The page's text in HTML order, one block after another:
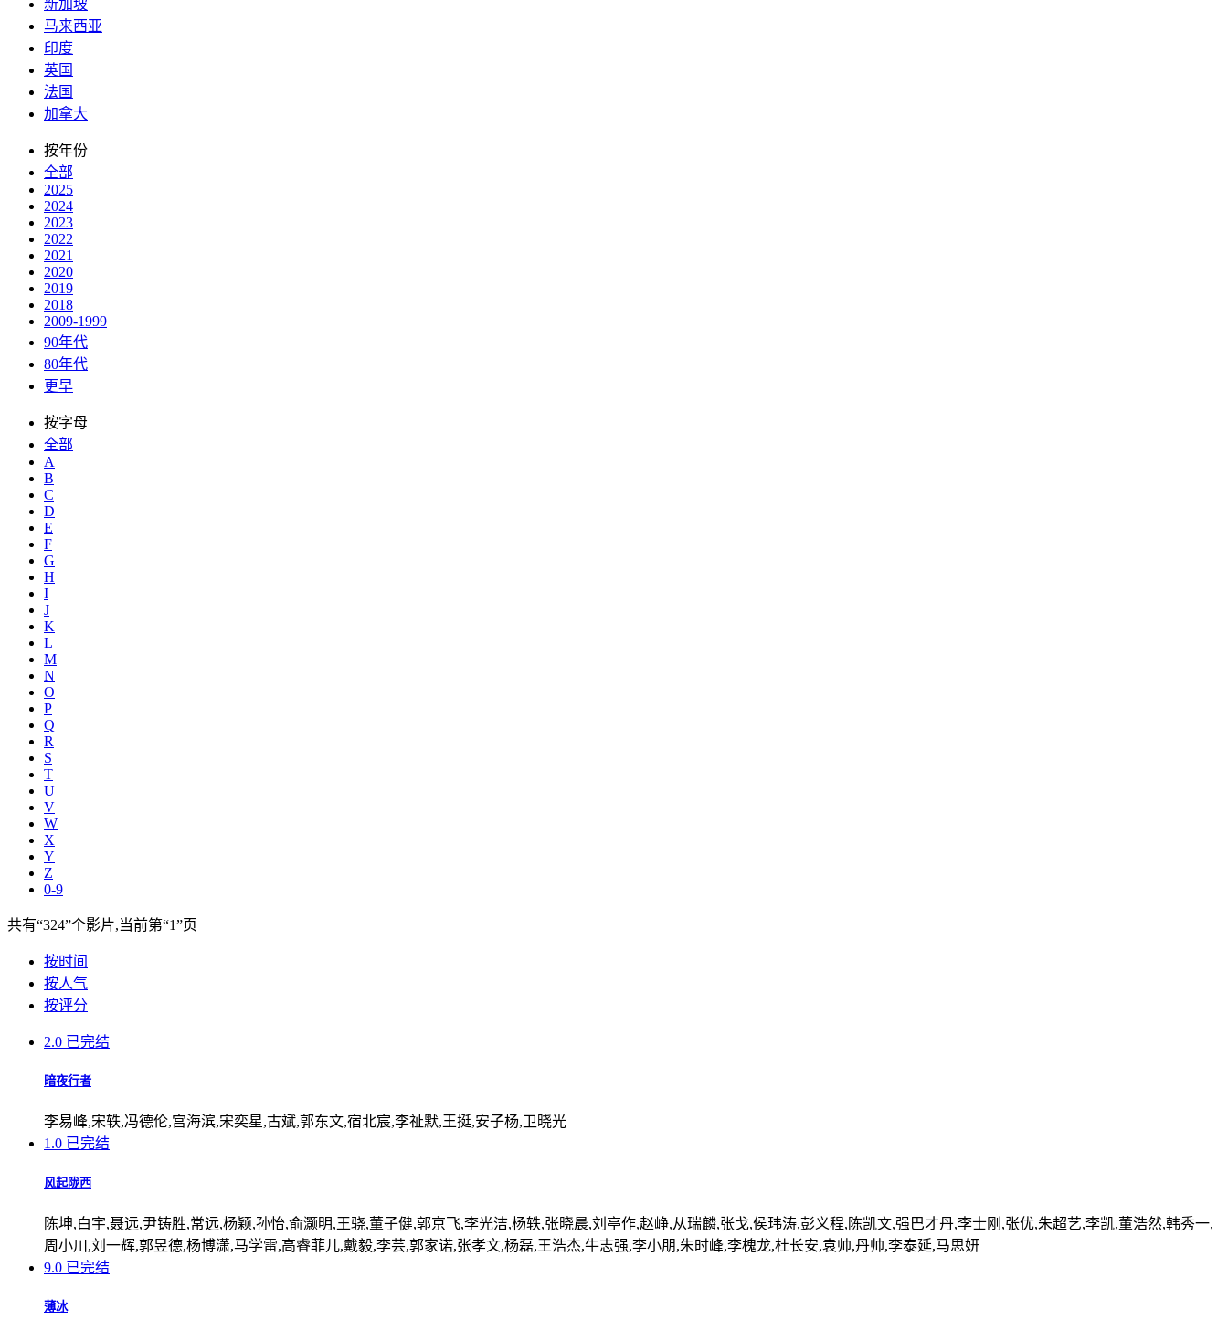
新加坡
马来西亚
印度
英国
法国
加拿大
按年份
全部
2025
2024
2023
2022
2021
2020
2019
2018
2009-1999
90年代
80年代
更早
按字母
全部
A
B
C
D
E
F
G
H
I
J
K
L
M
N
O
P
Q
R
S
T
U
V
W
X
Y
Z
0-9
共有“324”个影片,当前第“1”页
按时间
按人气
按评分
2.0 已完结
暗夜行者
李易峰,宋轶,冯德伦,宫海滨,宋奕星,古斌,郭东文,宿北宸,李祉默,王挺,安子杨,卫晓光
1.0 已完结
风起陇西
陈坤,白宇,聂远,尹铸胜,常远,杨颖,孙怡,俞灏明,王骁,董子健,郭京飞,李光洁,杨轶,张晓晨,刘亭作,赵峥,从瑞麟,张戈,侯玮涛,彭义程,陈凯文,强巴才丹,李士刚,张优,朱超艺,李凯,董浩然,韩秀一,
周小川,刘一辉,郭昱德,杨博潇,马学雷,高睿菲儿,戴毅,李芸,郭家诺,张孝文,杨磊,王浩杰,牛志强,李小朋,朱时峰,李槐龙,杜长安,袁帅,丹帅,李泰延,马思妍
9.0 已完结
薄冰